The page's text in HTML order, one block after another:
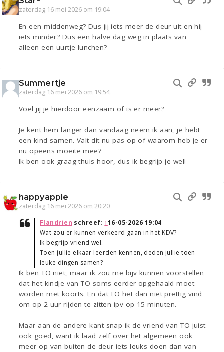
zaterdag 16 mei 2026 om 19:04
En een middenweg? Dus jij iets meer de deur uit en hij
iets minder? Dus een halve dag weg in plaats van
alleen een uurtje lunchen?
Summertje
zaterdag 16 mei 2026 om 19:54
Voel jij je hierdoor eenzaam of is er meer?
Je kent hem langer dan vandaag neem ik aan, je hebt
een kind samen. Valt dit nu pas op of waarom heb je er
nu opeens moeite mee?
Ik ben ook graag thuis hoor, dus ik begrijp je wel!
happyapple
zaterdag 16 mei 2026 om 20:20
Flandrien schreef: ↑16-05-2026 19:04
Wat zou er kunnen verkeerd gaan in het KDV?
Ik begrijp vriend wel.
Toen jullie elkaar leerden kennen, deden jullie toen
leuke dingen samen?
Ik ben TO niet, maar ik zou me bijv kunnen voorstellen
dat het kindje van TO soms eerder opgehaald moet
worden met koorts. En dat TO het dan niet prettig vind
om op 2 uur rijden te zitten ipv op 15 minuten.
Maar aan de andere kant snap ik de vriend van TO juist
ook goed, want ik laad zelf over het algemeen ook
meer op van buiten de deur iets leuks doen dan van